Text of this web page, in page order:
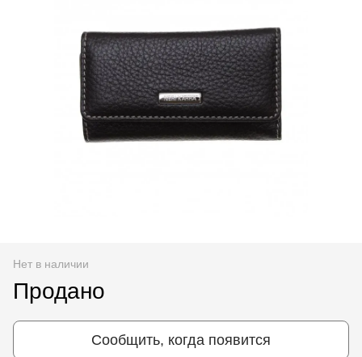
Нет в наличии
Продано
Сообщить, когда появится